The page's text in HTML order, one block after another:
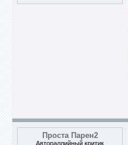
Проста Парен2
Автораллийный критик